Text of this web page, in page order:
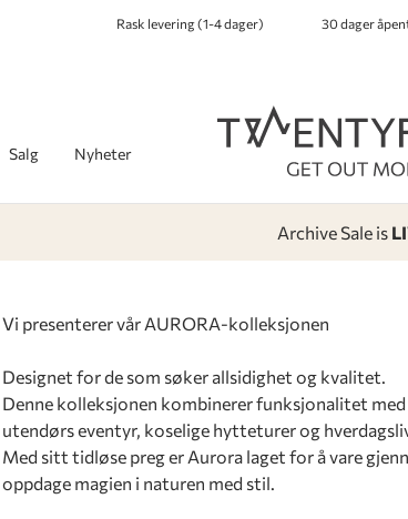
Rask levering (1-4 dager) 30 dager
Salg Nyheter
Vi presenterer vår AURORA-kolleksjonen
Designet for de som søker allsidighet og kvalitet.
Denne kolleksjonen kombinerer funksjonalitet
utendørs eventyr, koselige hytteturer og
Med sitt tidløse preg er Aurora laget for å vare
oppdage magien i naturen med stil.
Archive Sale is
-
-
-
-